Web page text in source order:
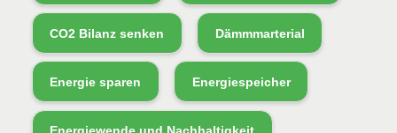
CO2 Bilanz senken Dämmmarterial
Energie sparen Energiespeicher